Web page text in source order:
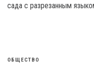
сада с разрезанным
ОБЩЕСТВО